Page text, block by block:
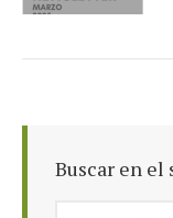
Buscar en el